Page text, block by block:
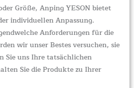
Größe, Anping YESON bietet
individuellen Anpassung.
Anforderungen für die
wir unser Bestes versuchen, sie
Sie uns Ihre tatsächlichen
Sie die Produkte zu Ihrer